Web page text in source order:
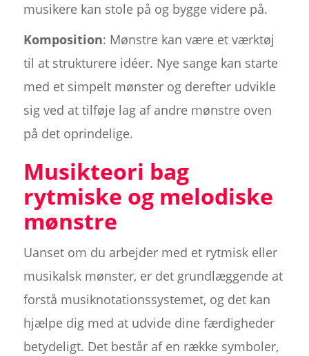
musikere kan stole på og bygge videre på.
Komposition: Mønstre kan være et værktøj
til at strukturere idéer. Nye sange kan starte
med et simpelt mønster og derefter udvikle
sig ved at tilføje lag af andre mønstre oven
på det oprindelige.
Musikteori bag
rytmiske og melodiske
mønstre
Uanset om du arbejder med et rytmisk eller
musikalsk mønster, er det grundlæggende at
forstå musiknotationssystemet, og det kan
hjælpe dig med at udvide dine færdigheder
betydeligt. Det består af en række symboler,